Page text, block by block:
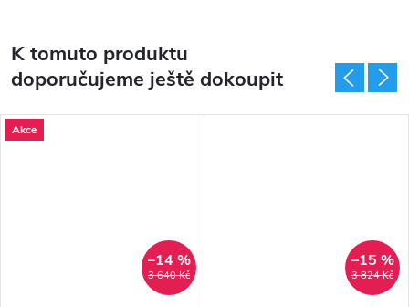
K tomuto produktu
doporučujeme ještě dokoupit
Akce
3 640 Kč
–14 %
3 824 Kč
–15 %